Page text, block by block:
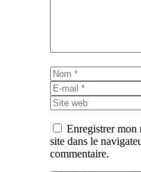
Nom
Enregistrer mon
site dans le
commentaire.